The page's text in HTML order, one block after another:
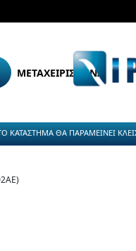
ΜΕΤΑΧΕΙΡΙΣΜΕΝΑ
ΚΑΤΑΣΤΗΜΑ ΘΑ ΠΑΡΑΜΕΙΝΕΙ